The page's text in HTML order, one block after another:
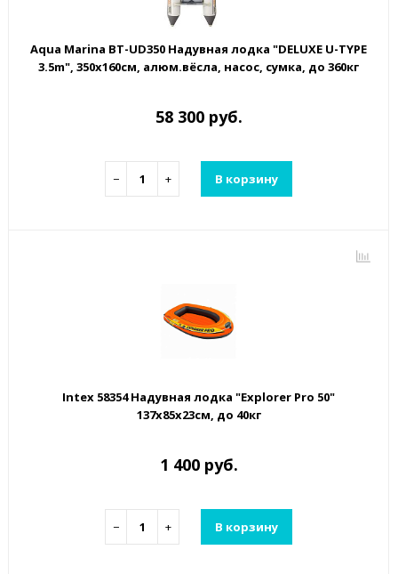
Aqua Marina BT-UD350 Надувная лодка "DELUXE U-TYPE
3.5m", 350х160см, алюм.вёсла, насос, сумка, до 360кг
58 300 руб.
− + В корзину
Intex 58354 Надувная лодка "Explorer Pro 50"
137х85х23см, до 40кг
1 400 руб.
− + В корзину